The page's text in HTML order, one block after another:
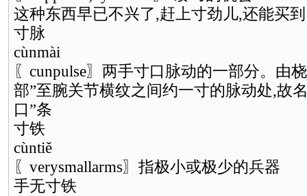
这种东西早已不兴了,赶上寸劲儿,还能买
寸脉
cùnmài
〖cunpulse〗两手寸口脉动的一部分。由
部”至腕关节横纹之间约一寸的脉动处,故
口”条
寸铁
cùntiě
〖verysmallarms〗指极小或极少的兵器
手无寸铁